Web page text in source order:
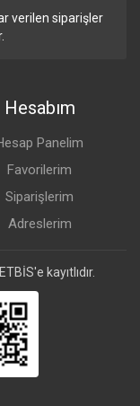
verilen siparişler
Hesabım
Panelim
Favorilerim
Siparişlerim
Adreslerim
kayıtlıdır.